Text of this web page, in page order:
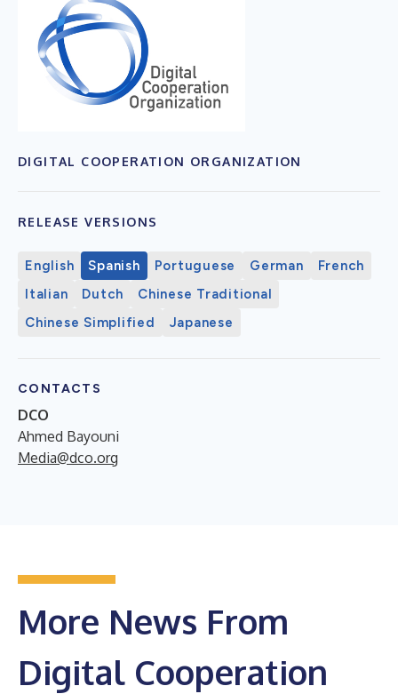
DIGITAL COOPERATION ORGANIZATION
RELEASE VERSIONS
English Spanish Portuguese German
French
Italian
Dutch
Chinese Traditional
Chinese Simplified
Japanese
CONTACTS
DCO
Ahmed Bayouni
Media@dco.org
More News From
Digital Cooperation